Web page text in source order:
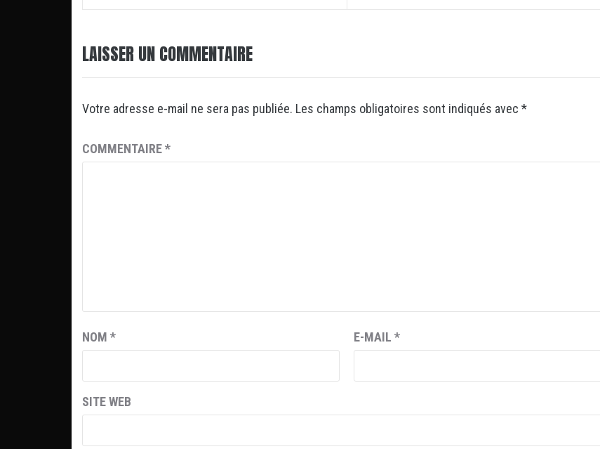
LAISSER UN COMMENTAIRE
Votre adresse e-mail ne sera pas publiée. Les champs obligatoires sont indiqués avec *
COMMENTAIRE*
NOM * E-MAIL *
SITE WEB